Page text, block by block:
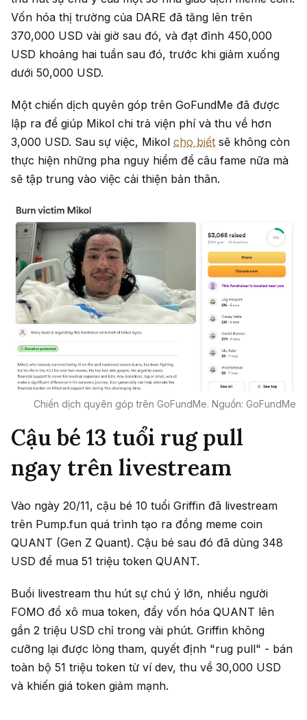
Vốn hóa thị trường của DARE đã tăng lên trên
370,000 USD vài giờ sau đó, và đạt đỉnh 450,000
USD khoảng hai tuần sau đó, trước khi giảm xuống
dưới 50,000 USD.
Một chiến dịch quyên góp trên GoFundMe đã được
lập ra để giúp Mikol chi trả viện phí và thu về hơn
3,000 USD. Sau sự việc, Mikol cho biết sẽ không còn
thực hiện những pha nguy hiểm để câu fame nữa mà
sẽ tập trung vào việc cải thiện bản thân.
Chiến dịch quyên góp trên GoFundMe. Nguồn: GoFundMe
Cậu bé 13 tuổi rug pull
ngay trên livestream
Vào ngày 20/11, cậu bé 10 tuổi Griffin đã livestream
trên Pump.fun quá trình tạo ra đồng meme coin
QUANT (Gen Z Quant). Cậu bé sau đó đã dùng 348
USD để mua 51 triệu token QUANT.
Buổi livestream thu hút sự chú ý lớn, nhiều người
FOMO đổ xô mua token, đẩy vốn hóa QUANT lên
gần 2 triệu USD chỉ trong vài phút. Griffin không
cưỡng lại được lòng tham, quyết định "rug pull" - bán
toàn bộ 51 triệu token từ ví dev, thu về 30,000 USD
và khiến giá token giảm mạnh.